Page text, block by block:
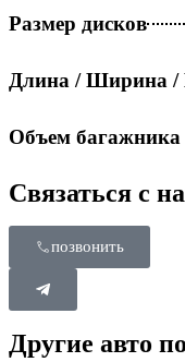
Размер дисков
Длина / Ширина /
Объем багажника
Связаться с
позвонить
Другие авто